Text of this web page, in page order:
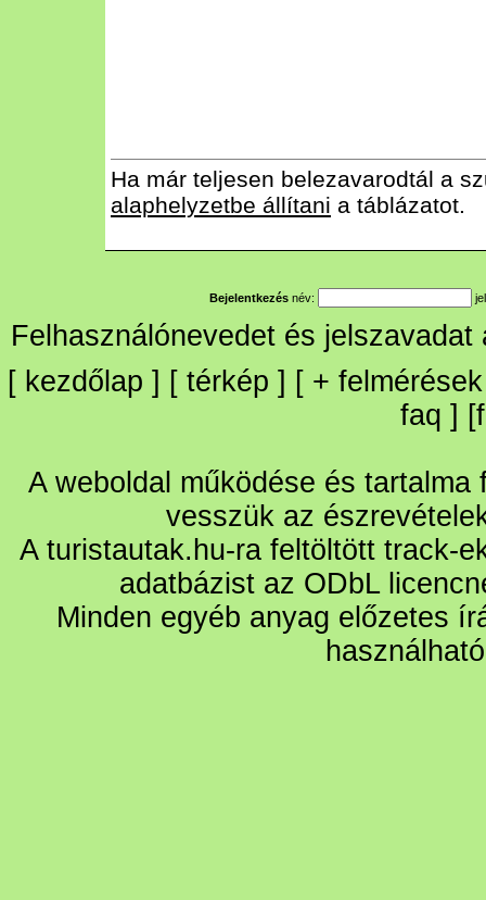
Ha már teljesen belezavarodtál a
alaphelyzetbe állítani a táblázatot.
Bejelentkezés név:
Felhasználónevedet és
[ kezdőlap ] [ térkép ] [ + felmérések
faq ] [
A weboldal működése és
vesszük az
A turistautak.hu-ra feltöltött track-
adatbázist az ODbL
Minden egyéb anyag előzetes